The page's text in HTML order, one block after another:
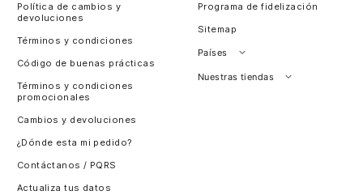
Política de cambios y
devoluciones
Términos y condiciones
Código de buenas prácticas
Términos y condiciones
promocionales
Cambios y devoluciones
¿Dónde esta mi pedido?
Contáctanos / PQRS
Actualiza tus datos
Programa de fidelización
Sitemap
Países
Perú
Nuestras tiendas